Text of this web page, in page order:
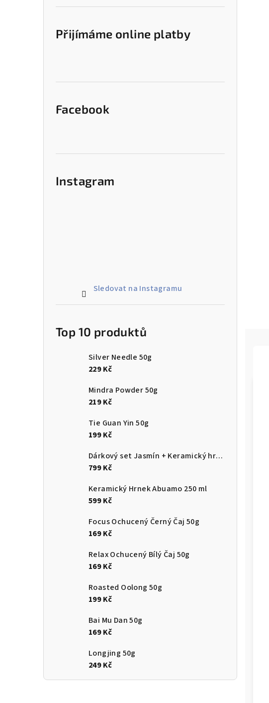
Přijímáme online platby
Facebook
Instagram
Sledovat na Instagramu
Top 10 produktů
Silver Needle 50g
229 Kč
Mindra Powder 50g
219 Kč
Tie Guan Yin 50g
199 Kč
Dárkový set Jasmín + Keramický hrnek Abuamo
799 Kč
Keramický Hrnek Abuamo 250 ml
599 Kč
Focus Ochucený Černý Čaj 50g
169 Kč
Relax Ochucený Bílý Čaj 50g
169 Kč
Roasted Oolong 50g
199 Kč
Bai Mu Dan 50g
169 Kč
Longjing 50g
249 Kč